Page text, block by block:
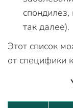
так далее).
Этот список
от специфики